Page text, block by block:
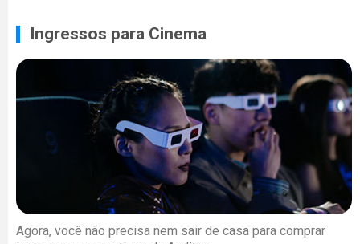
Ingressos para Cinema
Agora, você não precisa nem sair de casa para comprar